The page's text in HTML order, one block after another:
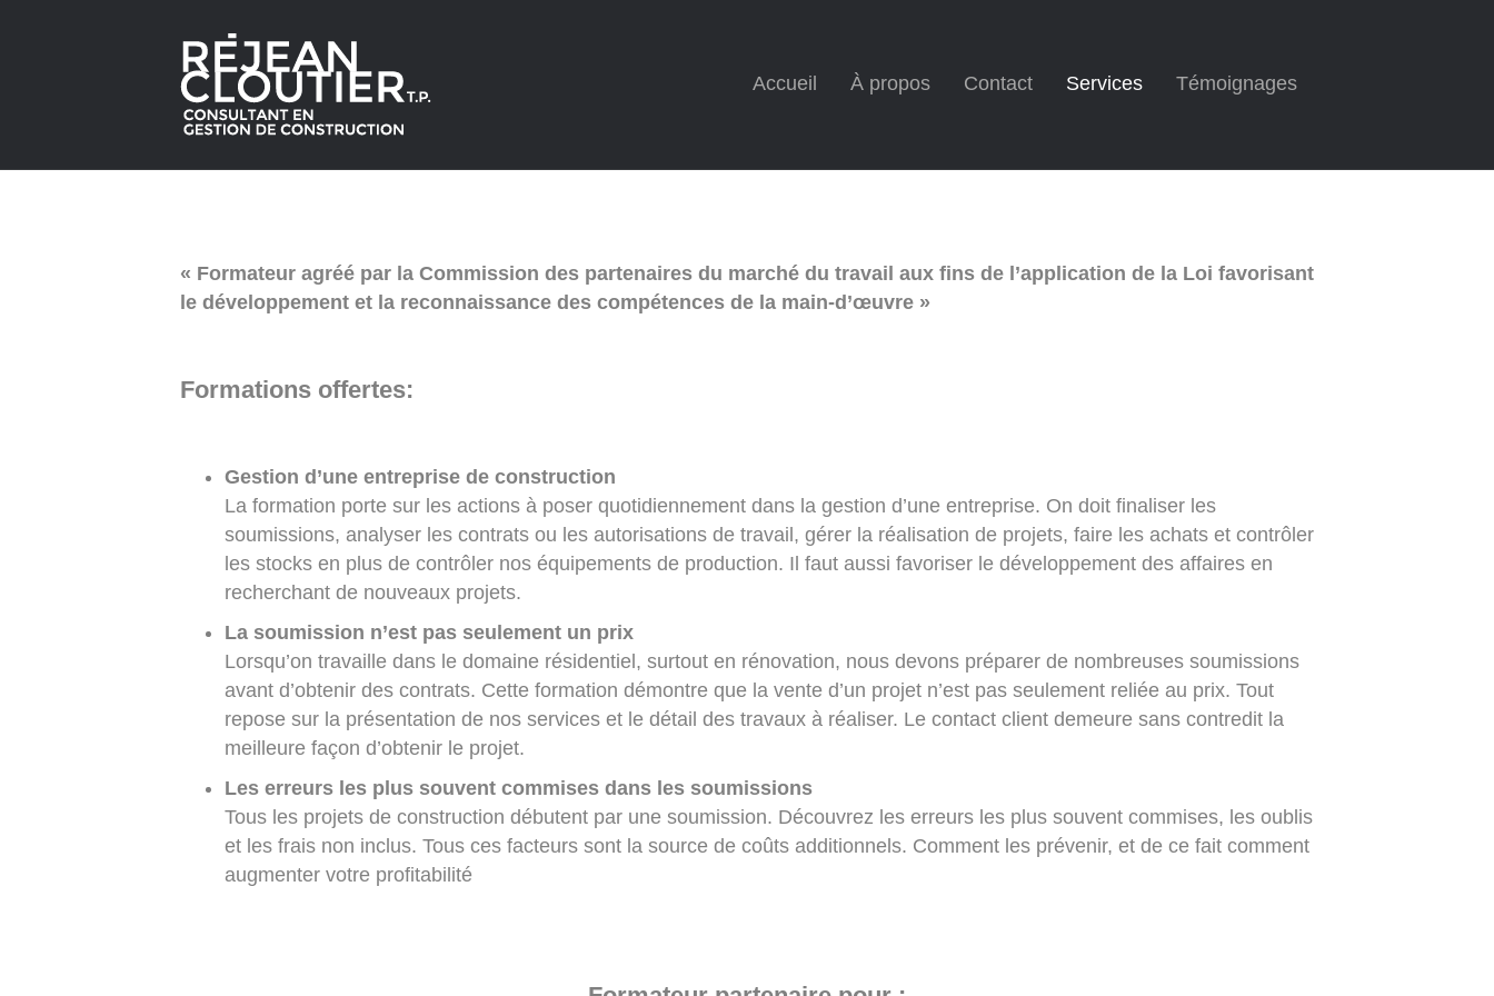
Accueil À propos Contact Services Témoignages
« Formateur agréé par la Commission des partenaires du marché du travail aux fins de l’application de la Loi favorisant
le développement et la reconnaissance des compétences de la main-d’œuvre »
Formations offertes:
Gestion d’une entreprise de construction
La formation porte sur les actions à poser quotidiennement dans la gestion d’une entreprise. On doit finaliser les
soumissions, analyser les contrats ou les autorisations de travail, gérer la réalisation de projets, faire les achats et contrôler
les stocks en plus de contrôler nos équipements de production. Il faut aussi favoriser le développement des affaires en
recherchant de nouveaux projets.
La soumission n’est pas seulement un prix
Lorsqu’on travaille dans le domaine résidentiel, surtout en rénovation, nous devons préparer de nombreuses soumissions
avant d’obtenir des contrats. Cette formation démontre que la vente d’un projet n’est pas seulement reliée au prix. Tout
repose sur la présentation de nos services et le détail des travaux à réaliser. Le contact client demeure sans contredit la
meilleure façon d’obtenir le projet.
Les erreurs les plus souvent commises dans les soumissions
Tous les projets de construction débutent par une soumission. Découvrez les erreurs les plus souvent commises, les oublis
et les frais non inclus. Tous ces facteurs sont la source de coûts additionnels. Comment les prévenir, et de ce fait comment
augmenter votre profitabilité